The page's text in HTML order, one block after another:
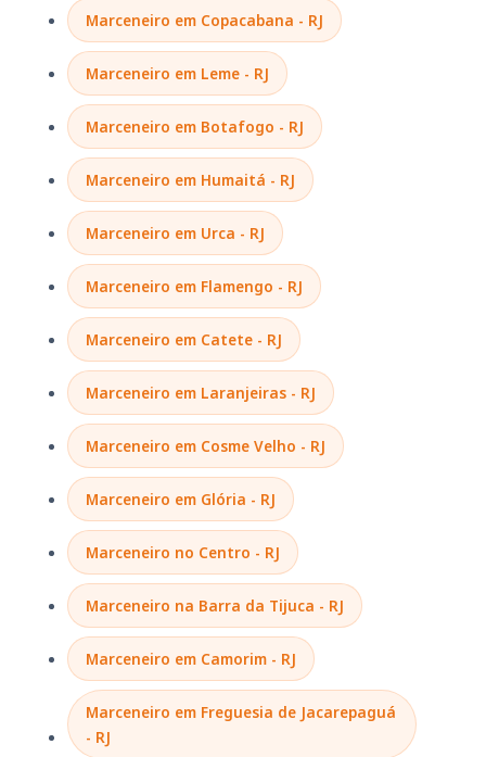
Marceneiro em Copacabana - RJ
Marceneiro em Leme - RJ
Marceneiro em Botafogo - RJ
Marceneiro em Humaitá - RJ
Marceneiro em Urca - RJ
Marceneiro em Flamengo - RJ
Marceneiro em Catete - RJ
Marceneiro em Laranjeiras - RJ
Marceneiro em Cosme Velho - RJ
Marceneiro em Glória - RJ
Marceneiro no Centro - RJ
Marceneiro na Barra da Tijuca - RJ
Marceneiro em Camorim - RJ
Marceneiro em Freguesia de Jacarepaguá
- RJ